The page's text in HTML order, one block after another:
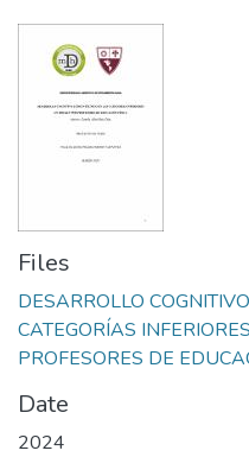
Files
DESARROLLO
CATEGORÍAS
PROFESORES DE
Date
2024